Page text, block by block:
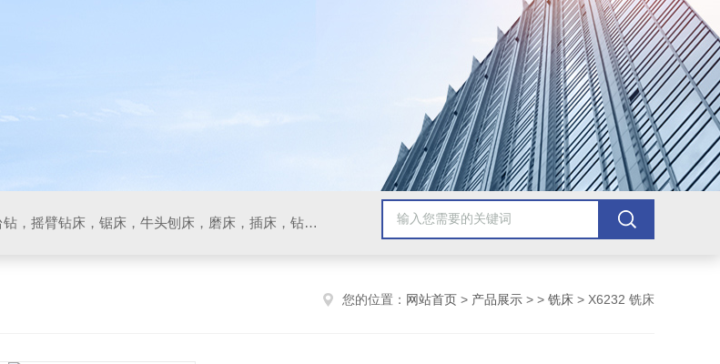
数控车床，加工中心，数控铣床，立钻，台钻，摇臂钻床，锯床，牛头刨床，磨床，插床，钻铣床，滚齿机
您的位置： 网站首页 > 产品展示 > > 铣床 > X6232 铣床